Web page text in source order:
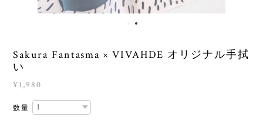
Sakura Fantasma × VIVAHDE オリジナル手拭
い
¥1,980
数量